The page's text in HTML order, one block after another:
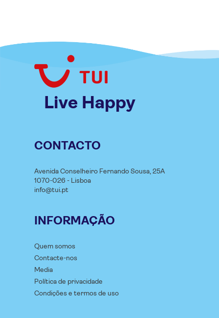
Live Happy
CONTACTO
Avenida Conselheiro Fernando Sousa, 25A
1070-026 - Lisboa
info@tui.pt
INFORMAÇÃO
Quem somos
Contacte-nos
Media
Política de privacidade
Condições e termos de uso